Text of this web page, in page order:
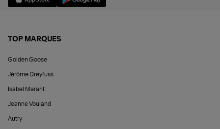
TOP MARQUES
Golden Goose
Jérôme Dreyfuss
Isabel Marant
Jeanne Vouland
Autry